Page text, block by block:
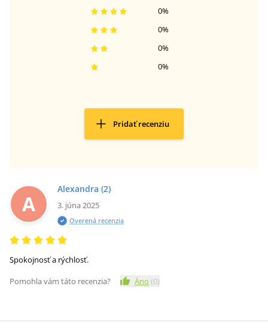
0%
0%
0%
0%
Pridať recenziu
A
Alexandra (2)
3. júna 2025
Overená recenzia
Spokojnosť a rýchlosť.
Pomohla vám táto recenzia?
Áno (0)